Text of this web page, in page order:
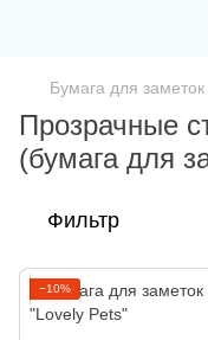
Бумага для заметок
Прозрачные
(бумага для
Фильтр
−10%